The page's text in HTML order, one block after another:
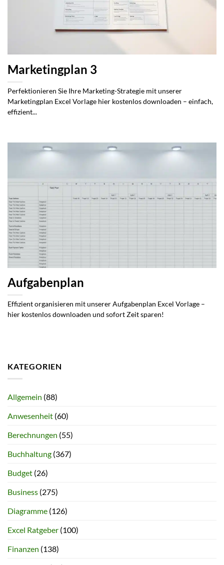
Marketingplan 3
Perfektionieren Sie Ihre Marketing-Strategie mit unserer
Marketingplan Excel Vorlage hier kostenlos downloaden – einfach,
effizient...
Aufgabenplan
Effizient organisieren mit unserer Aufgabenplan Excel Vorlage –
hier kostenlos downloaden und sofort Zeit sparen!
KATEGORIEN
Allgemein (88)
Anwesenheit (60)
Berechnungen (55)
Buchhaltung (367)
Budget (26)
Business (275)
Diagramme (126)
Excel Ratgeber (100)
Finanzen (138)